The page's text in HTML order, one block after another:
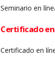
Seminario en
Certificado
Certificado en